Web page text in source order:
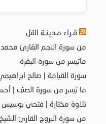
قـراء مـديـنـة القل
من سورة النجم القارئ
ماتيسر من سورة البقرة
سورة القيامة | صالح
ما تيسر من سورة الصف |
تلاوة مختارة | فتحي بوسيس
من سورة البروج القارئ